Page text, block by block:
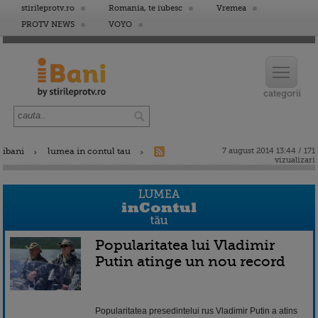
stirileprotv.ro Romania, te iubesc
Vremea
PROTV NEWS
VOYO
ibani lumea in contul tau
7 august 2014 13:44 / 171
vizualizari
Popularitatea lui Vladimir
Putin atinge un nou record
Popularitatea presedintelui rus Vladimir Putin a atins